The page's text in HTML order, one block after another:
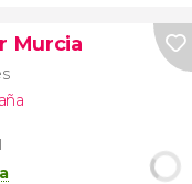
Murcia